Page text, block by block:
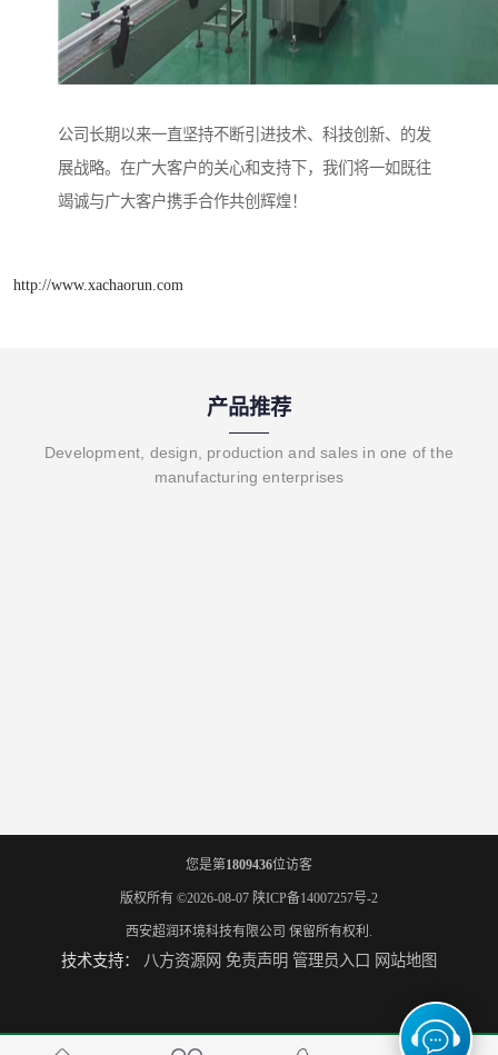
公司长期以来一直坚持不断引进技术、科技创新、的发
展战略。在广大客户的关心和支持下，我们将一如既往
竭诚与广大客户携手合作共创辉煌！
http://www.xachaorun.com
产品推荐
Development, design, production and sales in one of the
manufacturing enterprises
您是第1809436位访客
版权所有 ©2026-08-07 陕ICP备14007257号-2
西安超润环境科技有限公司 保留所有权利.
技术支持： 八方资源网 免责声明 管理员入口 网站地图